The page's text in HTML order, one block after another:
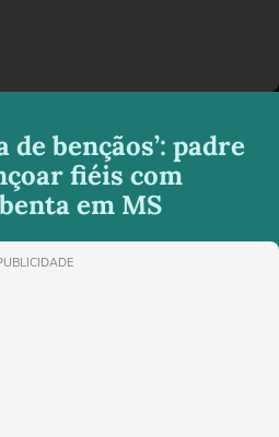
de bençãos’: padre
fiéis com
em MS